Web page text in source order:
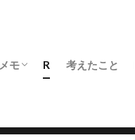
モ R 考えたこと